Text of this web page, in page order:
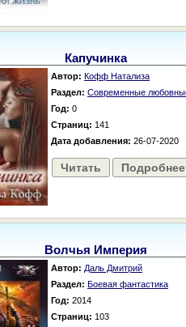
Капучинка
Автор: Кофф Натализа
Раздел: Современные
Год: 0
Страниц: 141
Дата добавления: 26-07-2020
Читать Подробнее
Волчья Империя
Автор: Даль Дмитрий
Раздел: Боевая фантастика
Год: 2014
Страниц: 103